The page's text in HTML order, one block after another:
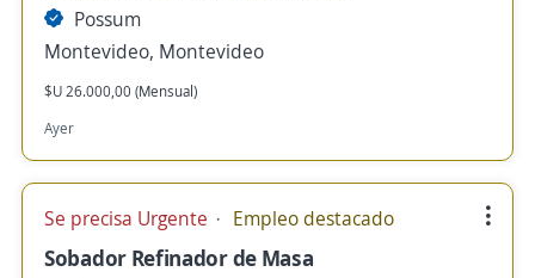
Possum
Montevideo, Montevideo
$U 26.000,00 (Mensual)
Ayer
Se precisa Urgente Empleo destacado
Sobador Refinador de Masa